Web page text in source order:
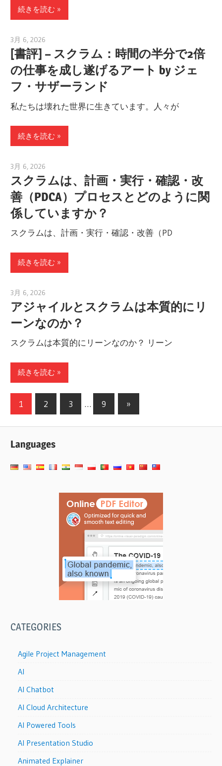
続きを読む
3月 6, 2026
[書評] – スクラム：時間の半分で2倍
の仕事を成し遂げるアート by ジェ
フ・サザーランド
私たちは壊れた世界に生きています。人々が
続きを読む
3月 6, 2026
スクラムは、計画・実行・確認・改
善（PDCA）プロセスとどのように関
係していますか？
スクラムは、計画・実行・確認・改善（PD
続きを読む
3月 6, 2026
アジャイルとスクラムは本質的にリ
ーンなのか？
スクラムは本質的にリーンなのか？ リーン
続きを読む
投
の
ペ
1 2 3 … 9
次
の
»
Languages
CATEGORIES
Agile Project Management
AI
AI Chatbot
AI Cloud Architecture
AI Powered Tools
AI Presentation Studio
Animated Explainer